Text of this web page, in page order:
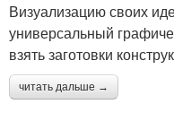
Визуализацию своих
универсальный
взять заготовки
читать дальше →